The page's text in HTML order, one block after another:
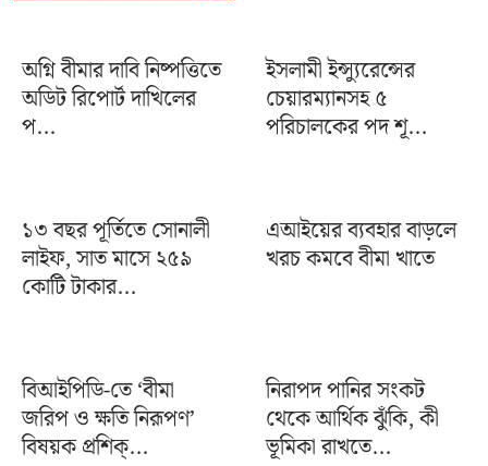
অগ্নি বীমার দাবি নিষ্পত্তিতে
অডিট রিপোর্ট দাখিলের
প...
ইসলামী ইন্স্যুরেন্সের
চেয়ারম্যানসহ ৫
পরিচালকের পদ শূ...
১৩ বছর পূর্তিতে সোনালী
লাইফ, সাত মাসে ২৫৯
কোটি টাকার...
এআইয়ের ব্যবহার বাড়লে
খরচ কমবে বীমা খাতে
বিআইপিডি-তে ‘বীমা
জরিপ ও ক্ষতি নিরূপণ’
বিষয়ক প্রশিক্...
নিরাপদ পানির সংকট
থেকে আর্থিক ঝুঁকি, কী
ভূমিকা রাখতে...